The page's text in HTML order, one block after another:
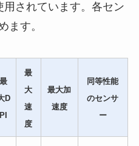
されています。各セン
ます。
最
D
PI
最
大
速
度
最大加
速度
同等性能
のセンサ
ー